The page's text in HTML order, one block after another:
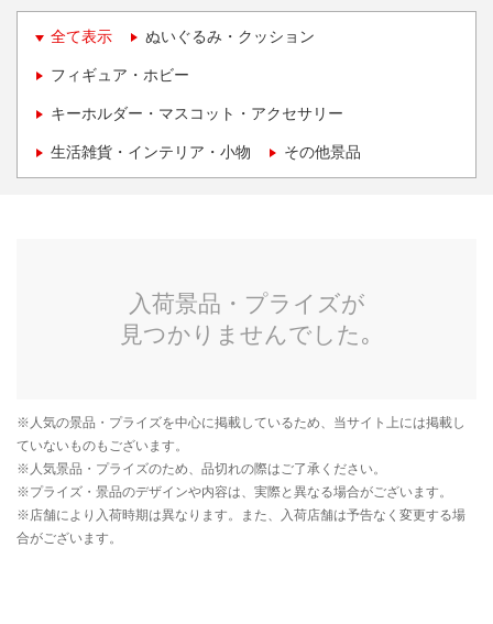
全て表示 ぬいぐるみ・クッション
フィギュア・ホビー
キーホルダー・マスコット・アクセサリー
生活雑貨・インテリア・小物 その他景品